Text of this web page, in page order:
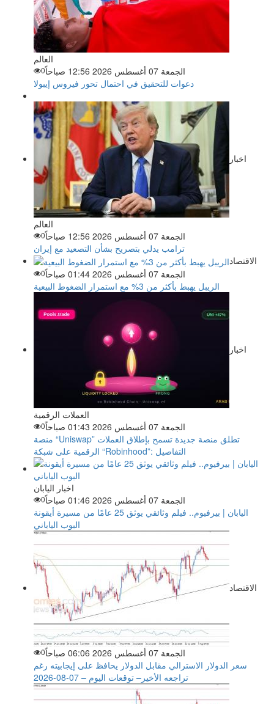
العالم
الجمعة 07 أغسطس 2026 12:56 صباحاً
0
دعوات للتحقيق في احتمال تحور فيروس إيبولا
اخبار
العالم
الجمعة 07 أغسطس 2026 12:56 صباحاً
0
ترامب يدلي بتصريح بشأن التصعيد مع إيران
الاقتصاد
الجمعة 07 أغسطس 2026 01:44 صباحاً
0
الريبل يهبط بأكثر من 3% مع استمرار الضغوط البيعية
اخبار
العملات الرقمية
الجمعة 07 أغسطس 2026 01:43 صباحاً
0
منصة “Uniswap” تطلق منصة جديدة تسمح بإطلاق العملات
الرقمية على شبكة “Robinhood”: التفاصيل
اخبار اليابان
الجمعة 07 أغسطس 2026 01:46 صباحاً
0
اليابان | بيرفيوم.. فيلم وثائقي يوثق 25 عامًا من مسيرة أيقونة
البوب الياباني
الاقتصاد
الجمعة 07 أغسطس 2026 06:06 صباحاً 0
سعر الدولار الاسترالي مقابل الدولار يحافظ على إيجابيته رغم
تراجعه الأخير– توقعات اليوم – 07-08-2026